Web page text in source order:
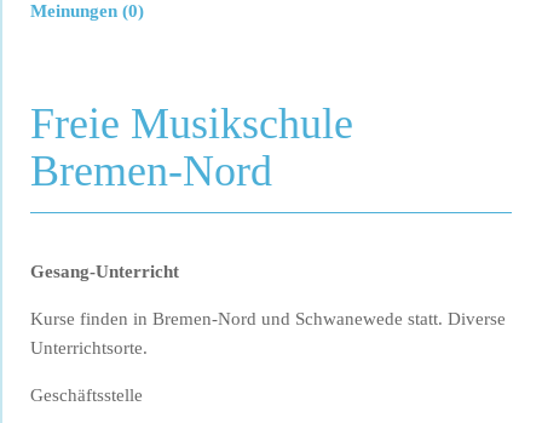
Meinungen (0)
Freie Musikschule
Bremen-Nord
Gesang-Unterricht
Kurse finden in Bremen-Nord und Schwanewede statt. Diverse
Unterrichtsorte.
Geschäftsstelle